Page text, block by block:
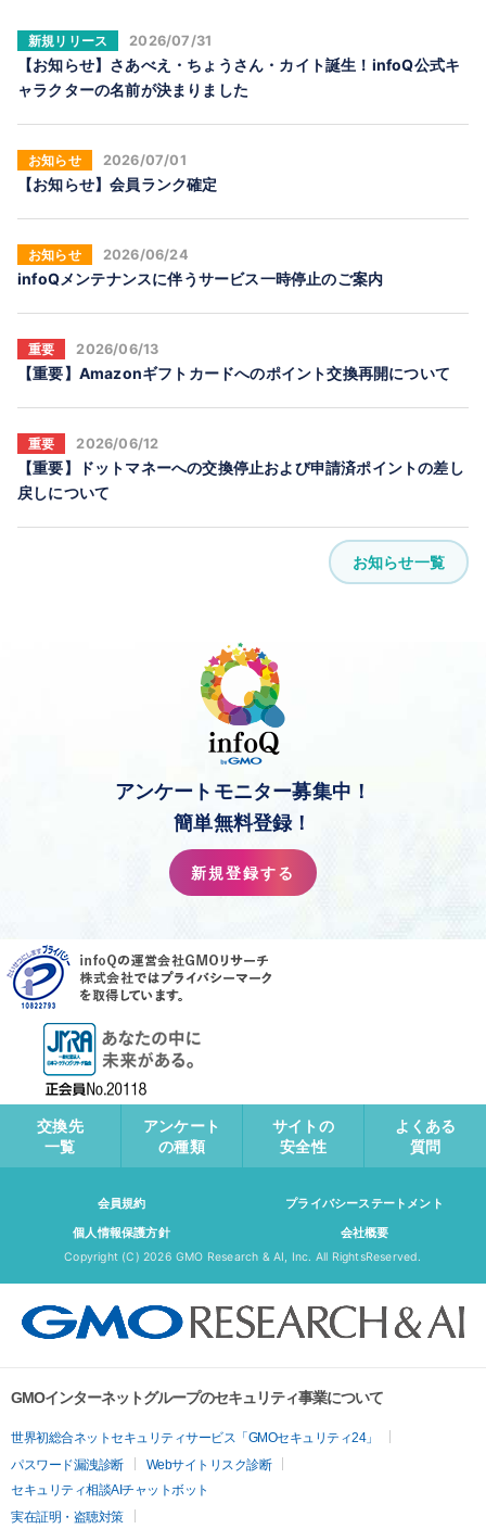
新規リリース 2026/07/31
【お知らせ】さあべえ・ちょうさん・カイト誕生！infoQ公式キ
ャラクターの名前が決まりました
お知らせ 2026/07/01
【お知らせ】会員ランク確定
お知らせ 2026/06/24
infoQメンテナンスに伴うサービス一時停止のご案内
重要 2026/06/13
【重要】Amazonギフトカードへのポイント交換再開について
重要 2026/06/12
【重要】ドットマネーへの交換停止および申請済ポイントの差し
戻しについて
お知らせ一覧
アンケートモニター募集中！
簡単無料登録！
新規登録する
交換先
一覧
アンケート
の種類
サイトの
安全性
よくある
質問
会員規約
プライバシーステートメント
個人情報保護方針
会社概要
Copyright (C)2026 GMO Research & AI, Inc. All RightsReserved.
GMOインターネットグループのセキュリティ事業について
世界初総合ネットセキュリティサービス「GMOセキュリティ24」
パスワード漏洩診断
Webサイトリスク診断
セキュリティ相談AIチャットボット
実在証明・盗聴対策